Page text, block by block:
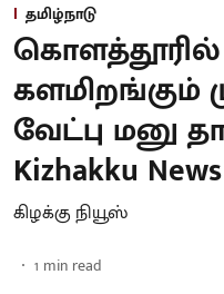
தமிழ்நாடு
கொளத்தூரில்
களமிறங்கும்
வேட்பு மனு
Kizhakku
கிழக்கு நியூஸ்
1 min read